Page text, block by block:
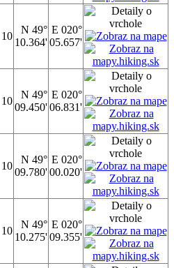
10
N 49°
10.364'
E 020°
05.657'
10
N 49°
09.450'
E 020°
06.831'
10
N 49°
09.780'
E 020°
00.020'
10
N 49°
10.275'
E 020°
09.355'